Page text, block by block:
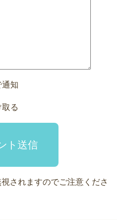
通知
る
ト送信
されますのでご注意くださ